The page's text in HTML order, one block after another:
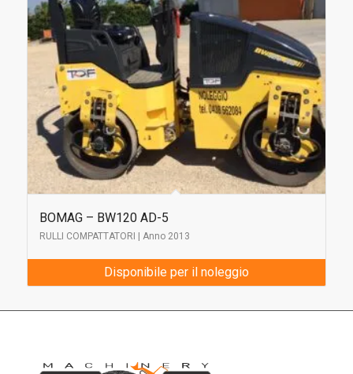
BOMAG – BW120 AD-5
RULLI COMPATTATORI | Anno 2013
Disponibile per il noleggio